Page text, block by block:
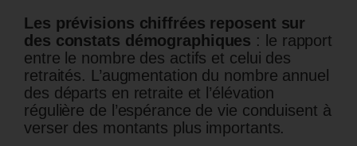
Les prévisions chiffrées reposent sur
des constats démographiques : le rapport
entre le nombre des actifs et celui des
retraités. L’augmentation du nombre annuel
des départs en retraite et l’élévation
régulière de l’espérance de vie conduisent à
verser des montants plus importants.